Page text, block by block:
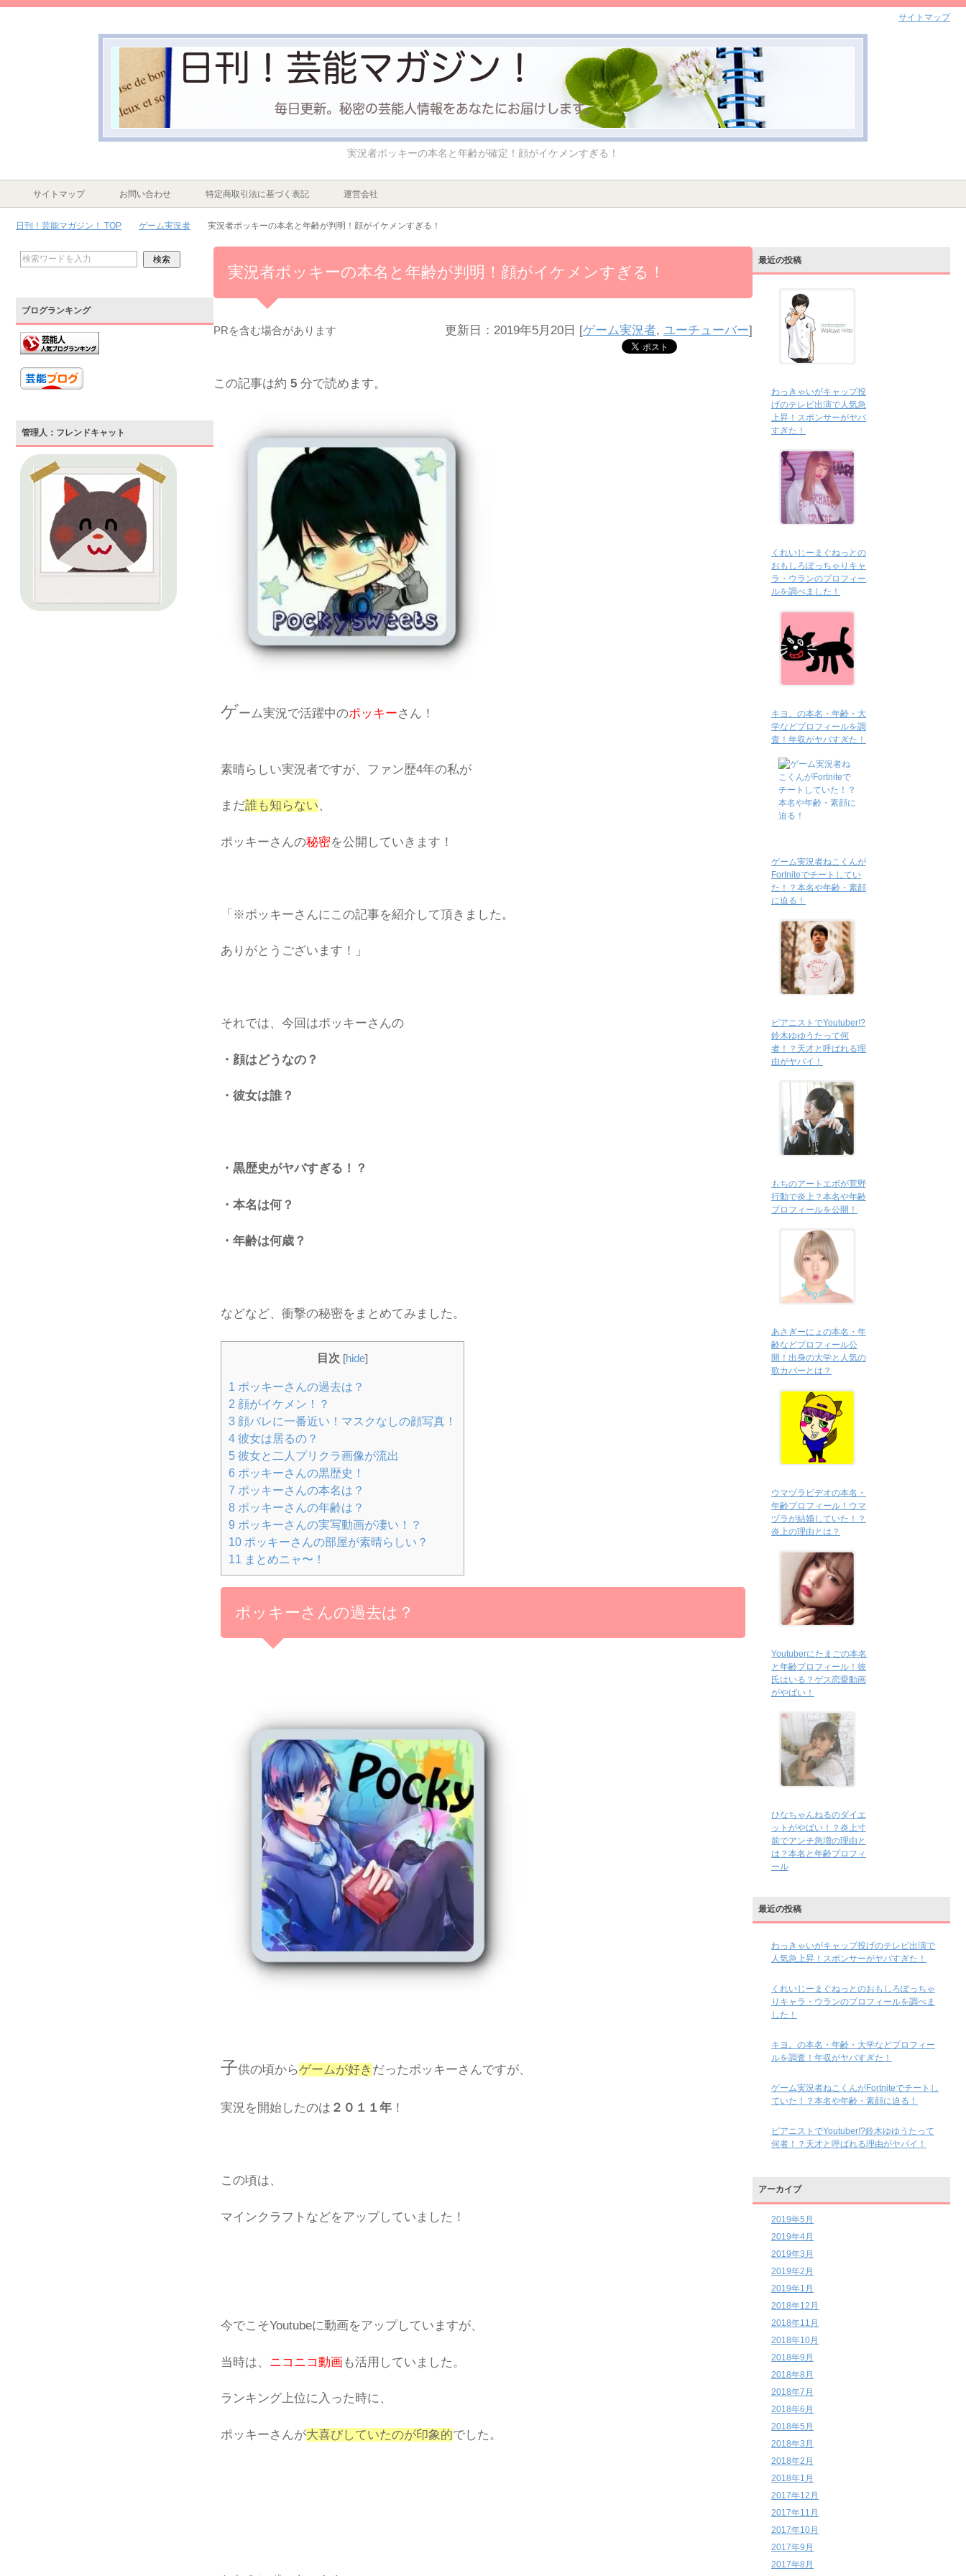
実況者ポッキーの本名と年齢が確定！顔がイケメンすぎる！
サイトマップ お問い合わせ 特定商取引法に基づく表記 運営会社
日刊！芸能マガジン！ TOP ゲーム実況者 実況者ポッキーの本名と年齢が判明！顔がイケメンすぎる！
実況者ポッキーの本名と年齢が判明！顔がイケメンすぎる！
PRを含む場合があります 更新日：2019年5月20日 [ゲーム実況者, ユーチューバー]
この記事は約 5 分で読めます。
ゲーム実況で活躍中のポッキーさん！
素晴らしい実況者ですが、ファン歴4年の私が
まだ誰も知らない、
ポッキーさんの秘密を公開していきます！
「※ポッキーさんにこの記事を紹介して頂きました。
ありがとうございます！」
それでは、今回はポッキーさんの
・顔はどうなの？
・彼女は誰？
・黒歴史がヤバすぎる！？
・本名は何？
・年齢は何歳？
などなど、衝撃の秘密をまとめてみました。
目次 [hide]
1 ポッキーさんの過去は？
2 顔がイケメン！？
3 顔バレに一番近い！マスクなしの顔写真！
4 彼女は居るの？
5 彼女と二人プリクラ画像が流出
6 ポッキーさんの黒歴史！
7 ポッキーさんの本名は？
8 ポッキーさんの年齢は？
9 ポッキーさんの実写動画が凄い！？
10 ポッキーさんの部屋が素晴らしい？
11 まとめニャ〜！
ポッキーさんの過去は？
子供の頃からゲームが好き だったポッキーさんですが、
実況を開始したのは ２０１１年 ！
この頃は、
マインクラフトなどをアップしていました！
今でこそYoutubeに動画をアップしていますが、
当時は、 ニコニコ動画も活用していました。
ランキング上位に入った時に、
ポッキーさんが大喜びしていたのが印象的でした。
ブログランキング
管理人：フレンドキャット
最近の投稿
わっきゃいがキャップ投
げのテレビ出演で人気急
上昇！スポンサーがヤバ
すぎた！
くれいじーまぐねっとの
おもしろぽっちゃりキャ
ラ・ウランのプロフィー
ルを調べました！
キヨ。の本名・年齢・大
学などプロフィールを調
査！年収がヤバすぎた！
ゲーム実況者ねこくんが
Fortniteでチートしてい
た！？本名や年齢・素顔
に迫る！
ピアニストでYoutuber!?
鈴木ゆゆうたって何
者！？天才と呼ばれる理
由がヤバイ！
もちのアートエボが荒野
行動で炎上？本名や年齢
プロフィールを公開！
あさぎーにょの本名・年
齢などプロフィール公
開！出身の大学と人気の
歌カバーとは？
ウマヅラビデオの本名・
年齢プロフィール！ウマ
ヅラが結婚していた！？
炎上の理由とは？
Youtuberにたまごの本名
と年齢プロフィール！彼
氏はいる？ゲス恋愛動画
がやばい！
ひなちゃんねるのダイエ
ットがやばい！？炎上寸
前でアンチ急増の理由と
は？本名と年齢プロフィ
ール
最近の投稿
わっきゃいがキャップ投げのテレビ出演で
人気急上昇！スポンサーがヤバすぎた！
くれいじーまぐねっとのおもしろぽっちゃ
りキャラ・ウランのプロフィールを調べま
した！
キヨ。の本名・年齢・大学などプロフィー
ルを調査！年収がヤバすぎた！
ゲーム実況者ねこくんがFortniteでチートし
ていた！？本名や年齢・素顔に迫る！
ピアニストでYoutuber!?鈴木ゆゆうたって
何者！？天才と呼ばれる理由がヤバイ！
アーカイブ
2019年5月
2019年4月
2019年3月
2019年2月
2019年1月
2018年12月
2018年11月
2018年10月
2018年9月
2018年8月
2018年7月
2018年6月
2018年5月
2018年3月
2018年2月
2018年1月
2017年12月
2017年11月
2017年10月
2017年9月
2017年8月
サイトマップ